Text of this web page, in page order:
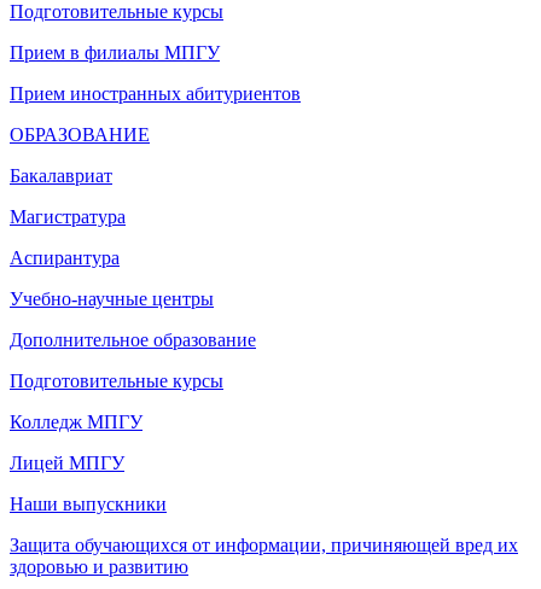
Подготовительные курсы
Прием в филиалы МПГУ
Прием иностранных абитуриентов
ОБРАЗОВАНИЕ
Бакалавриат
Магистратура
Аспирантура
Учебно-научные центры
Дополнительное образование
Подготовительные курсы
Колледж МПГУ
Лицей МПГУ
Наши выпускники
Защита обучающихся от информации, причиняющей вред их
здоровью и развитию